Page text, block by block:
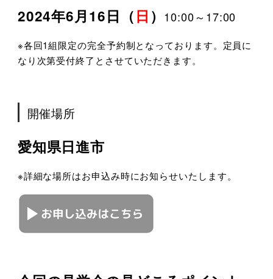
2024年6月16日（日 ） 10:00～17:00
※各回1組限定の完全予約制となっております。定員に
なり次第受付終了とさせていただきます。
開催場所
愛知県日進市
※詳細な場所はお申込み時にお知らせいたします。